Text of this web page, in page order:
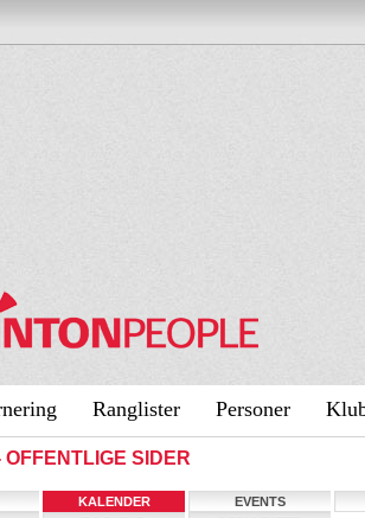
Ranglister Personer
OFFENTLIGE SIDER
KALENDER
EVENTS